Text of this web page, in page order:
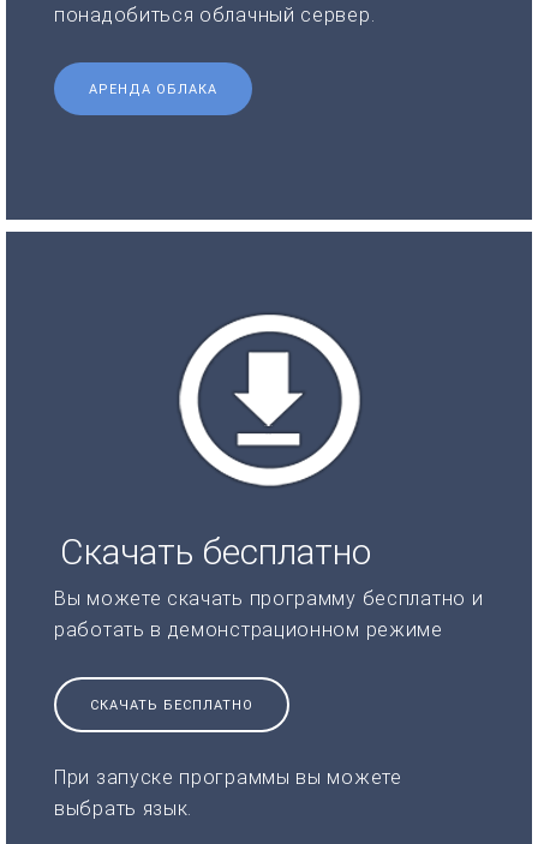
понадобиться облачный сервер.
АРЕНДА ОБЛАКА
Скачать бесплатно
Вы можете скачать программу бесплатно и
работать в демонстрационном режиме
СКАЧАТЬ БЕСПЛАТНО
При запуске программы вы можете
выбрать язык.